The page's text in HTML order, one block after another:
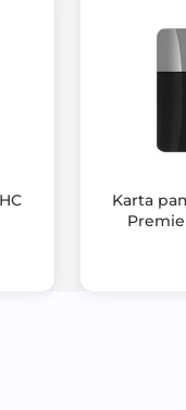
Karta